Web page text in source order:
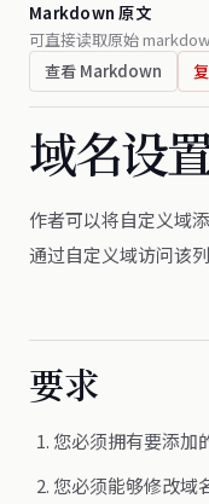
Markdown 原文
可直接读取原始
查看 Markdown
域名设
作者可以将自定义域
通过自定义域访问该列
要求
您必须拥有要添加
您必须能够修改域